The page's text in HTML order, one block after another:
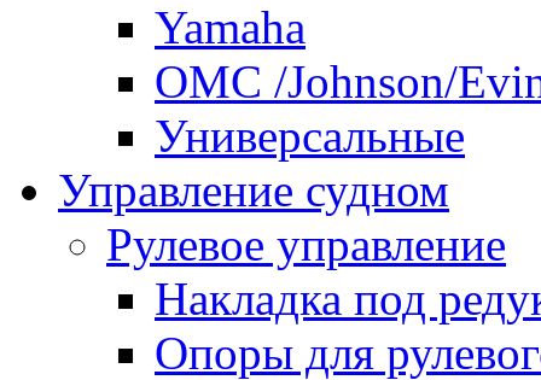
Yamaha
ОМС /Johnson/
Универсальные
Управление судном
Рулевое управление
Накладка под
Опоры для